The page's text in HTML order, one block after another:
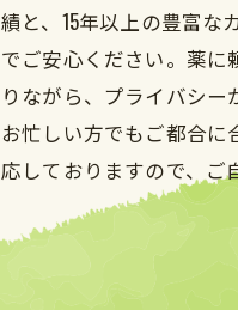
績と、15年以上の豊富
でご安心ください。薬に
りながら、プライバシー
お忙しい方でもご都合
応しておりますので、ご